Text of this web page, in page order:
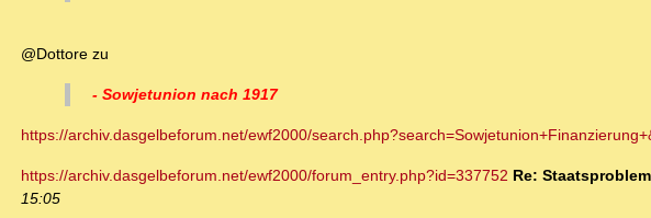
@Dottore zu
- Sowjetunion nach 1917
https://archiv.dasgelbeforum.net/ewf2000/
https://archiv.dasgelbeforum.net/ewf2000/forum_entry.php?id=337752 Re:
15:05